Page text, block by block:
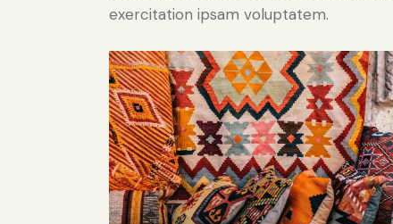
exercitation ipsam voluptatem.